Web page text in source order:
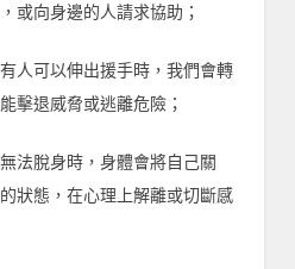
或向身邊的人請求協助；
人可以伸出援手時，我們會轉
擊退威脅或逃離危險；
法脫身時，身體會將自己關
狀態，在心理上解離或切斷感